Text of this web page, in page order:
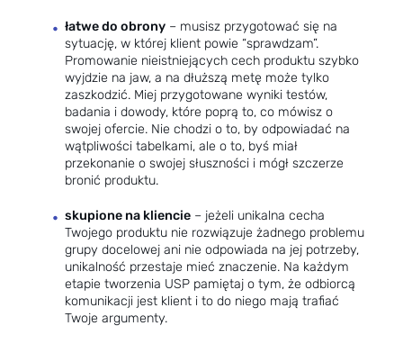
łatwe do obrony – musisz przygotować się na
sytuację, w której klient powie “sprawdzam”.
Promowanie nieistniejących cech produktu szybko
wyjdzie na jaw, a na dłuższą metę może tylko
zaszkodzić. Miej przygotowane wyniki testów,
badania i dowody, które poprą to, co mówisz o
swojej ofercie. Nie chodzi o to, by odpowiadać na
wątpliwości tabelkami, ale o to, byś miał
przekonanie o swojej słuszności i mógł szczerze
bronić produktu.
skupione na kliencie – jeżeli unikalna cecha
Twojego produktu nie rozwiązuje żadnego problemu
grupy docelowej ani nie odpowiada na jej potrzeby,
unikalność przestaje mieć znaczenie. Na każdym
etapie tworzenia USP pamiętaj o tym, że odbiorcą
komunikacji jest klient i to do niego mają trafiać
Twoje argumenty.